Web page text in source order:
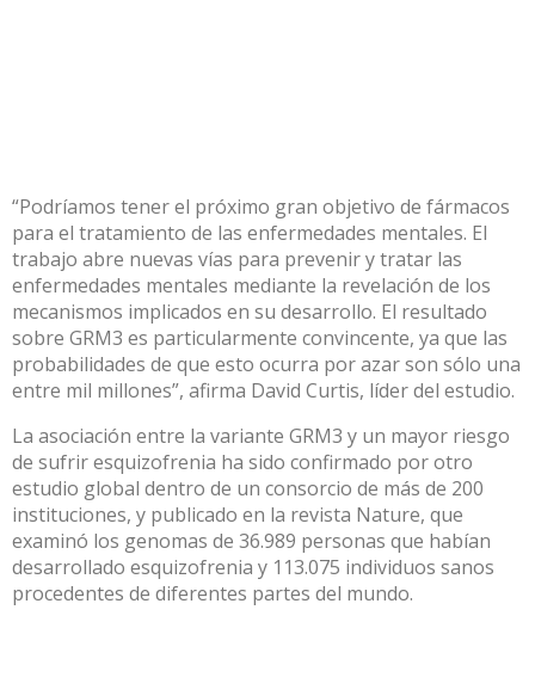
“Podríamos tener el próximo gran objetivo de fármacos
para el tratamiento de las enfermedades mentales. El
trabajo abre nuevas vías para prevenir y tratar las
enfermedades mentales mediante la revelación de los
mecanismos implicados en su desarrollo. El resultado
sobre GRM3 es particularmente convincente, ya que las
probabilidades de que esto ocurra por azar son sólo una
entre mil millones”, afirma David Curtis, líder del estudio.
La asociación entre la variante GRM3 y un mayor riesgo
de sufrir esquizofrenia ha sido confirmado por otro
estudio global dentro de un consorcio de más de 200
instituciones, y publicado en la revista Nature, que
examinó los genomas de 36.989 personas que habían
desarrollado esquizofrenia y 113.075 individuos sanos
procedentes de diferentes partes del mundo.